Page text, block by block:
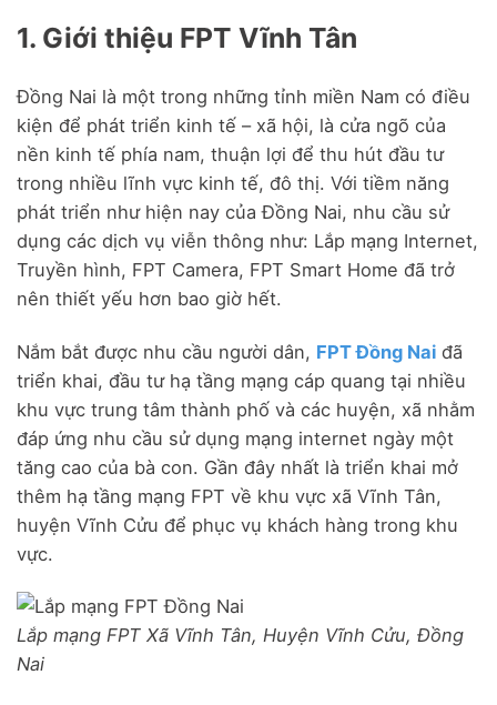
1. Giới thiệu FPT Vĩnh Tân
Đồng Nai là một trong những tỉnh miền Nam có điều
kiện để phát triển kinh tế – xã hội, là cửa ngõ của
nền kinh tế phía nam, thuận lợi để thu hút đầu tư
trong nhiều lĩnh vực kinh tế, đô thị. Với tiềm năng
phát triển như hiện nay của Đồng Nai, nhu cầu sử
dụng các dịch vụ viễn thông như: Lắp mạng Internet,
Truyền hình, FPT Camera, FPT Smart Home đã trở
nên thiết yếu hơn bao giờ hết.
Nắm bắt được nhu cầu người dân, FPT Đồng Nai đã
triển khai, đầu tư hạ tầng mạng cáp quang tại nhiều
khu vực trung tâm thành phố và các huyện, xã nhằm
đáp ứng nhu cầu sử dụng mạng internet ngày một
tăng cao của bà con. Gần đây nhất là triển khai mở
thêm hạ tầng mạng FPT về khu vực xã Vĩnh Tân,
huyện Vĩnh Cửu để phục vụ khách hàng trong khu
vực.
Lắp mạng FPT Xã Vĩnh Tân, Huyện Vĩnh Cửu, Đồng
Nai